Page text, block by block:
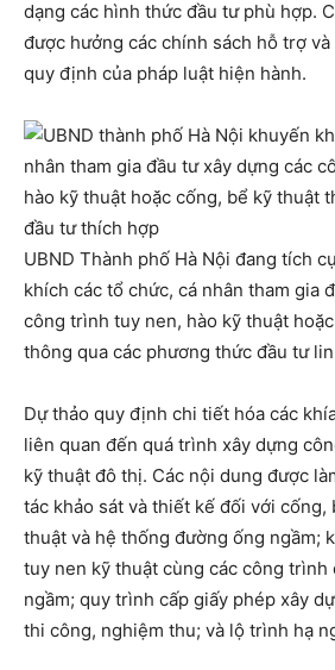
dạng các hình thức đầu tư phù hợp.
được hưởng các chính sách hỗ trợ
quy định của pháp luật hiện hành.
UBND Thành phố Hà Nội đang tích
khích các tổ chức, cá nhân tham gia
công trình tuy nen, hào kỹ thuật
thông qua các phương thức đầu tư
Dự thảo quy định chi tiết hóa các
liên quan đến quá trình xây dựng
kỹ thuật đô thị. Các nội dung được
tác khảo sát và thiết kế đối với cống,
thuật và hệ thống đường ống ngầm;
tuy nen kỹ thuật cùng các công trình
ngầm; quy trình cấp giấy phép xây
thi công, nghiệm thu; và lộ trình hạ